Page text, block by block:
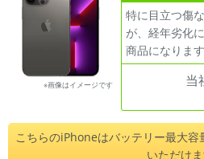
※画像はイメージです
特に目立つ傷
が、経年劣化
商品になります
当
こちらのiPhoneはバッテリー最大
いただけ
フリーワード
人気の検索ワード：Let's note
「スマートフォン」「タブレット」など